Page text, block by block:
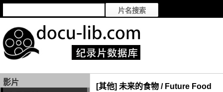
影片
[其他] 未来的食物 / Future Food